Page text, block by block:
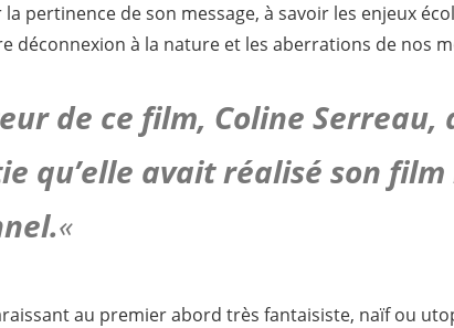
pertinence de son message, à savoir les enjeux
déconnexion à la nature et les aberrations de nos
de ce film, Coline
qu’elle avait réalisé son
«
au premier abord très fantaisiste, naïf ou